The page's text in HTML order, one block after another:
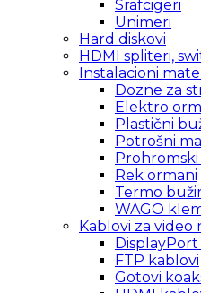
Srafcigeri
Unimeri
Hard diskovi
HDMI spliteri,
Instalacioni
Dozne za
Elektro
Plastični
Potrošni
Prohromski
Rek ormani
Termo
WAGO
Kablovi za video
FTP kablovi
Gotovi